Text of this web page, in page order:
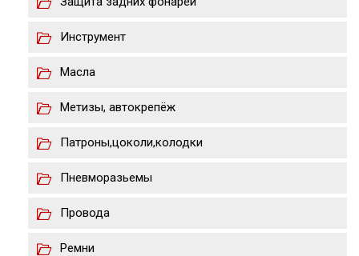
Инструмент
Масла
Метизы, автокрепёж
Патроны,цоколи,колодки
Пневморазьемы
Провода
Ремни